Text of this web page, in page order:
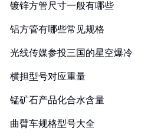
镀锌方管尺寸一般有哪些
铝方管有哪些常见规格
光线传媒参投三国的星空爆冷
横担型号对应重量
锰矿石产品化合水含量
曲臂车规格型号大全